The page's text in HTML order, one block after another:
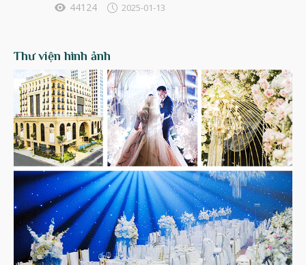
44124
2025-01-13
Thư viện hình ảnh